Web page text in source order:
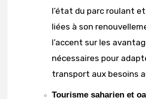
l’état du parc roulant
liées à son
l’accent sur les
nécessaires pour
transport aux besoins
Tourisme saharien et